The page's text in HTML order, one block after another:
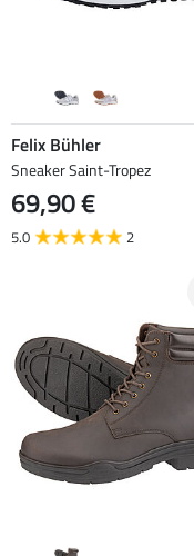
Felix Bühler
Sneaker Saint-Tropez
69,90 €
5.0 2